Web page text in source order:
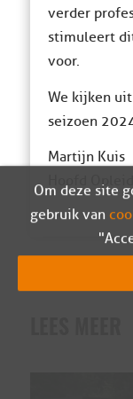
verder
stimuleert
voor.
We kijken
seizoen
Martijn Kuis
Hoofd
Om deze site
gebruik van